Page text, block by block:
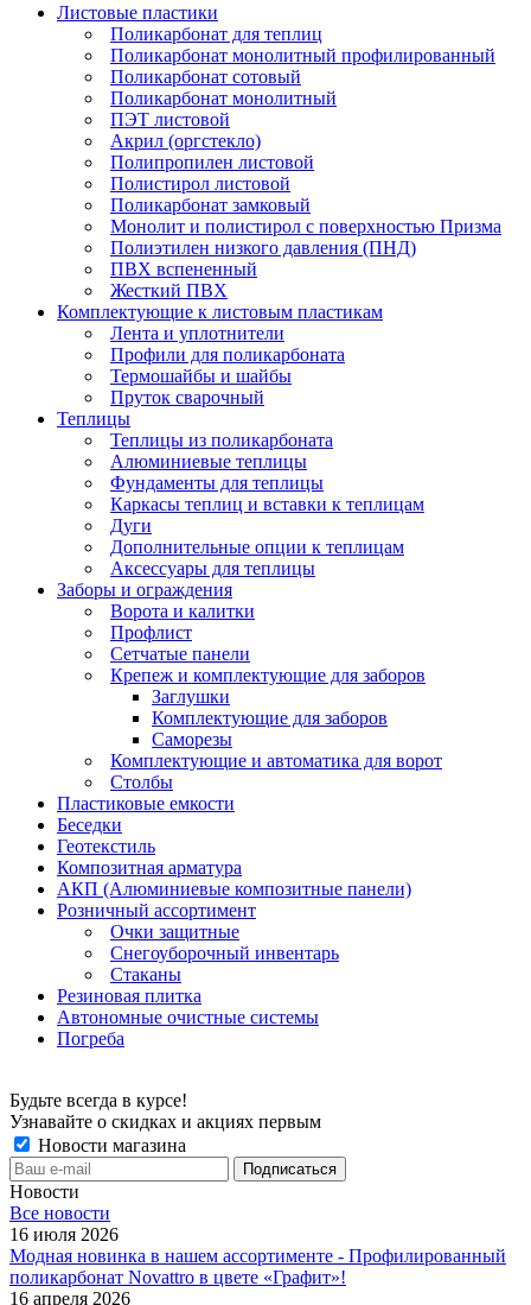
Листовые пластики
Поликарбонат для теплиц
Поликарбонат монолитный профилированный
Поликарбонат сотовый
Поликарбонат монолитный
ПЭТ листовой
Акрил (оргстекло)
Полипропилен листовой
Полистирол листовой
Поликарбонат замковый
Монолит и полистирол с поверхностью Призма
Полиэтилен низкого давления (ПНД)
ПВХ вспененный
Жесткий ПВХ
Комплектующие к листовым пластикам
Лента и уплотнители
Профили для поликарбоната
Термошайбы и шайбы
Пруток сварочный
Теплицы
Теплицы из поликарбоната
Алюминиевые теплицы
Фундаменты для теплицы
Каркасы теплиц и вставки к теплицам
Дуги
Дополнительные опции к теплицам
Аксессуары для теплицы
Заборы и ограждения
Ворота и калитки
Профлист
Сетчатые панели
Крепеж и комплектующие для заборов
Заглушки
Комплектующие для заборов
Саморезы
Комплектующие и автоматика для ворот
Столбы
Пластиковые емкости
Беседки
Геотекстиль
Композитная арматура
АКП (Алюминиевые композитные панели)
Розничный ассортимент
Очки защитные
Снегоуборочный инвентарь
Стаканы
Резиновая плитка
Автономные очистные системы
Погреба
Будьте всегда в курсе!
Узнавайте о скидках и акциях первым
Новости магазина
Новости
Все новости
16 июля 2026
Модная новинка в нашем ассортименте - Профилированный
поликарбонат Novattro в цвете «Графит»!
16 апреля 2026